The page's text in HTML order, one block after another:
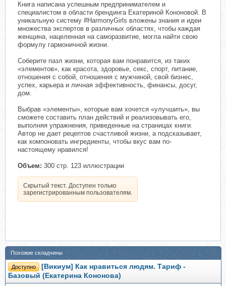
Книга написана успешным предпринимателем и
специалистом в области брендинга Екатериной Кононовой. В
уникальную систему #HarmonyGirls вложены знания и идеи
множества экспертов в различных областях, чтобы каждая
женщина, нацеленная на саморазвитие, могла найти свою
формулу гармоничной жизни.
Соберите пазл жизни, которая вам понравится, из таких
«элементов», как красота, здоровье, секс, спорт, питание,
отношения с собой, отношения с мужчиной, свой бизнес,
успех, карьера и личная эффективность, финансы, досуг,
дом.
Выбрав «элементы», которые вам хочется «улучшить», вы
сможете составить план действий и реализовывать его,
выполняя упражнения, приведенные на страницах книги.
Автор не дает рецептов счастливой жизни, а подсказывает,
как компоновать ингредиенты, чтобы вкус вам по-
настоящему нравился!
Объем: 300 стр. 123 иллюстрации
Скрытый текст. Доступен только
зарегистрированным пользователям.
Похожие складчины
Доступно
[Викиум] Как нравиться людям. Тариф -
Базовый (Екатерина Кононова)